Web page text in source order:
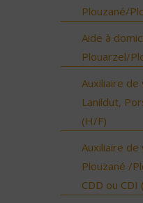
Plouzané/
Aide à
Plouarzel/
Auxiliaire
Lanildut,
(H/F)
Auxiliaire
Plouzané /
CDD ou CDI